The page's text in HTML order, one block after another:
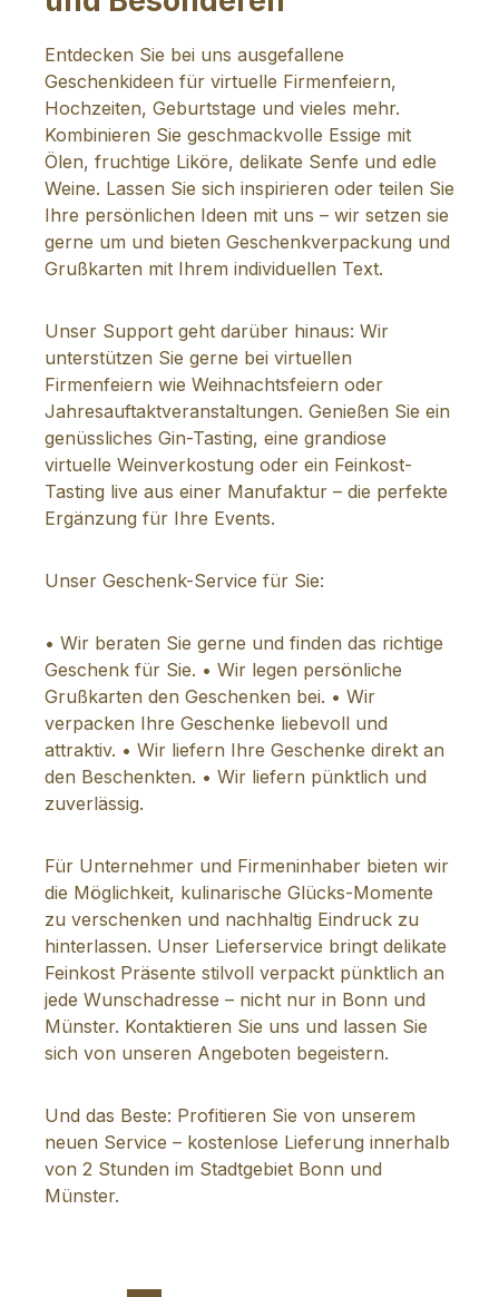
Entdecken Sie bei uns ausgefallene
Geschenkideen für virtuelle Firmenfeiern,
Hochzeiten, Geburtstage und vieles mehr.
Kombinieren Sie geschmackvolle Essige mit
Ölen, fruchtige Liköre, delikate Senfe und edle
Weine. Lassen Sie sich inspirieren oder teilen Sie
Ihre persönlichen Ideen mit uns – wir setzen sie
gerne um und bieten Geschenkverpackung und
Grußkarten mit Ihrem individuellen Text.
Unser Support geht darüber hinaus: Wir
unterstützen Sie gerne bei virtuellen
Firmenfeiern wie Weihnachtsfeiern oder
Jahresauftaktveranstaltungen. Genießen Sie ein
genüssliches Gin-Tasting, eine grandiose
virtuelle Weinverkostung oder ein Feinkost-
Tasting live aus einer Manufaktur – die perfekte
Ergänzung für Ihre Events.
Unser Geschenk-Service für Sie:
• Wir beraten Sie gerne und finden das richtige
Geschenk für Sie. • Wir legen persönliche
Grußkarten den Geschenken bei. • Wir
verpacken Ihre Geschenke liebevoll und
attraktiv. • Wir liefern Ihre Geschenke direkt an
den Beschenkten. • Wir liefern pünktlich und
zuverlässig.
Für Unternehmer und Firmeninhaber bieten wir
die Möglichkeit, kulinarische Glücks-Momente
zu verschenken und nachhaltig Eindruck zu
hinterlassen. Unser Lieferservice bringt delikate
Feinkost Präsente stilvoll verpackt pünktlich an
jede Wunschadresse – nicht nur in Bonn und
Münster. Kontaktieren Sie uns und lassen Sie
sich von unseren Angeboten begeistern.
Und das Beste: Profitieren Sie von unserem
neuen Service – kostenlose Lieferung innerhalb
von 2 Stunden im Stadtgebiet Bonn und
Münster.